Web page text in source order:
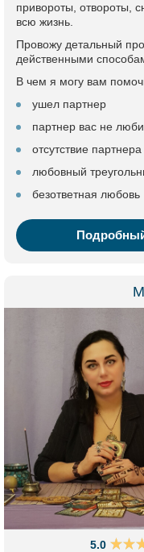
привороты, отвороты,
всю жизнь.
Провожу детальный
действенными
В чем я могу вам
ушел партнер
партнер вас не
отсутствие партнера
любовный
безответная любовь
5.0